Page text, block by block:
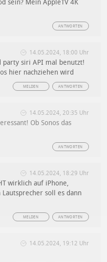
sein? Mein AppleTV 4K
ANTWORTEN
14.05.2024, 18:00 Uhr
siri API mal benutzt!
hier nachziehen wird
ANTWORTEN
MELDEN
14.05.2024, 20:35 Uhr
Ob Sonos das
ANTWORTEN
14.05.2024, 18:29 Uhr
wirklich auf iPhone,
soll es dann
ANTWORTEN
MELDEN
14.05.2024, 19:12 Uhr